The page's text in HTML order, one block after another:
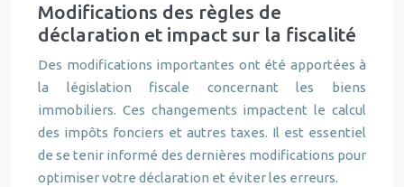
Modifications des règles de
déclaration et impact sur la fiscalité
Des modifications importantes ont été apportées à
la législation fiscale concernant les biens
immobiliers. Ces changements impactent le calcul
des impôts fonciers et autres taxes. Il est essentiel
de se tenir informé des dernières modifications pour
optimiser votre déclaration et éviter les erreurs.